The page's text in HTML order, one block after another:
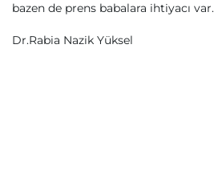
bazen de prens babalara ihtiyacı var.
Dr.Rabia Nazik Yüksel